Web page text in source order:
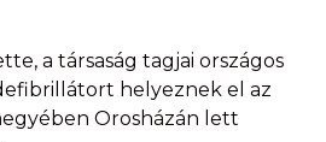
a társaság tagjai országos
helyeznek el az
Orosházán lett